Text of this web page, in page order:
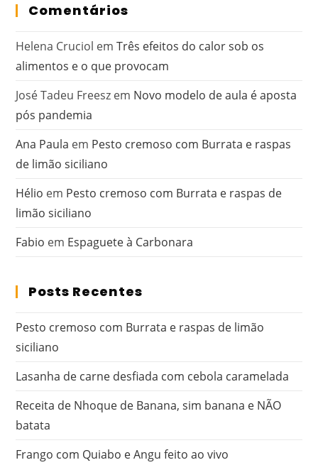
Comentários
Helena Cruciol emTrês efeitos do calor sob os
alimentos e o que provocam
José Tadeu Freesz em Novo modelo de aula é aposta
pós pandemia
Ana Paula em Pesto cremoso com Burrata e raspas
de limão siciliano
Hélio em Pesto cremoso com Burrata e raspas de
limão siciliano
Fabio em Espaguete à Carbonara
Posts Recentes
Pesto cremoso com Burrata e raspas de limão
siciliano
Lasanha de carne desfiada com cebola caramelada
Receita de Nhoque de Banana, sim banana e NÃO
batata
Frango com Quiabo e Angu feito ao vivo